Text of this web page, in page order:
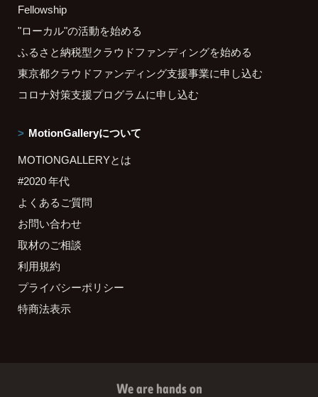
Fellowship
"ローカル"の活動を始める
ふるさと納税型クラウドファンディングを始める
東京都クラウドファンディング支援事業に申し込む
コロナ対策支援プログラムに申し込む
MotionGalleryについて
MOTIONGALLERYとは
#2020 年代
よくあるご質問
お問い合わせ
取材のご相談
利用規約
プライバシーポリシー
特商法表示
We are hands on